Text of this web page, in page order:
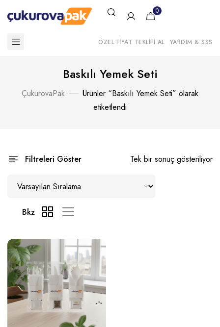
0
ÖZEL FIYAT TEKLIFI AL YARDIM & SSS
Baskılı Yemek Seti
ÇukurovaPak
Ürünler “Baskılı Yemek Seti” olarak
etiketlendi
Filtreleri Göster Tek bir sonuç gösteriliyor
Bkz